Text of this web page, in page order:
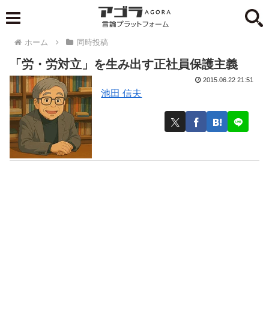
ホーム 同時投稿
「労・労対立」を生み出す正社員保護主義
池田 信夫
2015.06.22 21:51